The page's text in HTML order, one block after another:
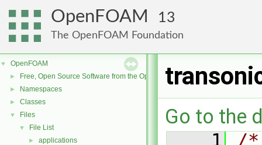
OpenFOAM 13
The OpenFOAM Foundation
▼ OpenFOAM
► Free, Open Source Software from the OpenFOAM Foundation
► Namespaces
► Classes
▼ Files
▼ File List
► applications
Go to the
    1
/